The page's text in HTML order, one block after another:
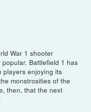
War 1 shooter
Battlefield 1 has
players enjoying its
monstrosities of the
then, that the next